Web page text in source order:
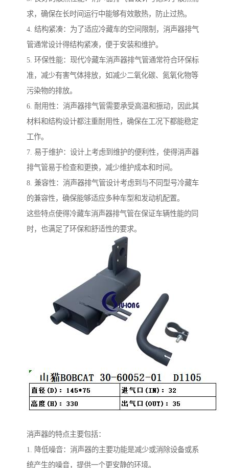
求，确保在长时间运行中能够有效散热，防止过热。
4. 结构紧凑：为了适应冷藏车的空间限制，消声器排气
管通常设计得结构紧凑，便于安装和维护。
5. 环保性能：现代冷藏车消声器排气管通常符合环保标
准，减少有害气体排放，如减少二氧化碳、氮氧化物等
污染物的排放。
6. 耐用性：消声器排气管需要承受高温和振动，因此其
材料和结构设计都注重耐用性，确保在工况下都能稳定
工作。
7. 易于维护：设计上考虑到维护的便利性，使得消声器
排气管易于检查和更换，减少维护成本和时间。
8. 兼容性：消声器排气管设计考虑到与不同型号冷藏车
的兼容性，确保能够适应多种车型和发动机配置。
这些特点使得冷藏车消声器排气管在保证车辆性能的同
时，也满足了环保和舒适性的要求。
消声器的特点主要包括：
1. 降低噪音：消声器的主要功能是减少或消除设备或系
统产生的噪音，提供一个更安静的环境。